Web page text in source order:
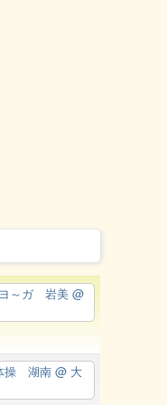
～ガ 岩美 @
操 湖南 @ 大